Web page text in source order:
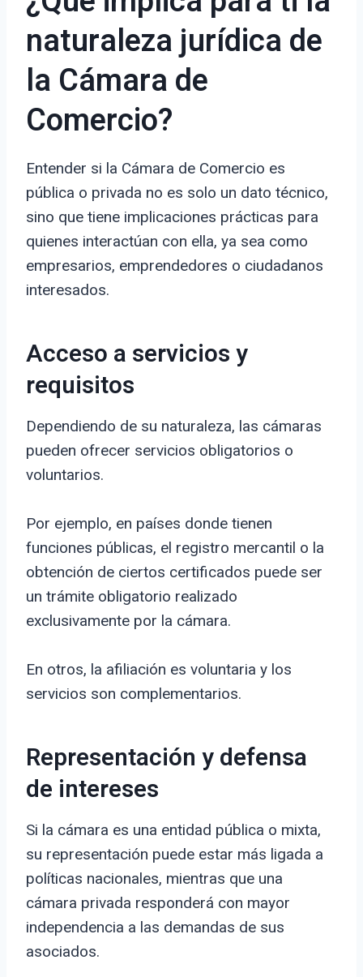
naturaleza jurídica de
la Cámara de
Comercio?
Entender si la Cámara de Comercio es
pública o privada no es solo un dato técnico,
sino que tiene implicaciones prácticas para
quienes interactúan con ella, ya sea como
empresarios, emprendedores o ciudadanos
interesados.
Acceso a servicios y
requisitos
Dependiendo de su naturaleza, las cámaras
pueden ofrecer servicios obligatorios o
voluntarios.
Por ejemplo, en países donde tienen
funciones públicas, el registro mercantil o la
obtención de ciertos certificados puede ser
un trámite obligatorio realizado
exclusivamente por la cámara.
En otros, la afiliación es voluntaria y los
servicios son complementarios.
Representación y defensa
de intereses
Si la cámara es una entidad pública o mixta,
su representación puede estar más ligada a
políticas nacionales, mientras que una
cámara privada responderá con mayor
independencia a las demandas de sus
asociados.